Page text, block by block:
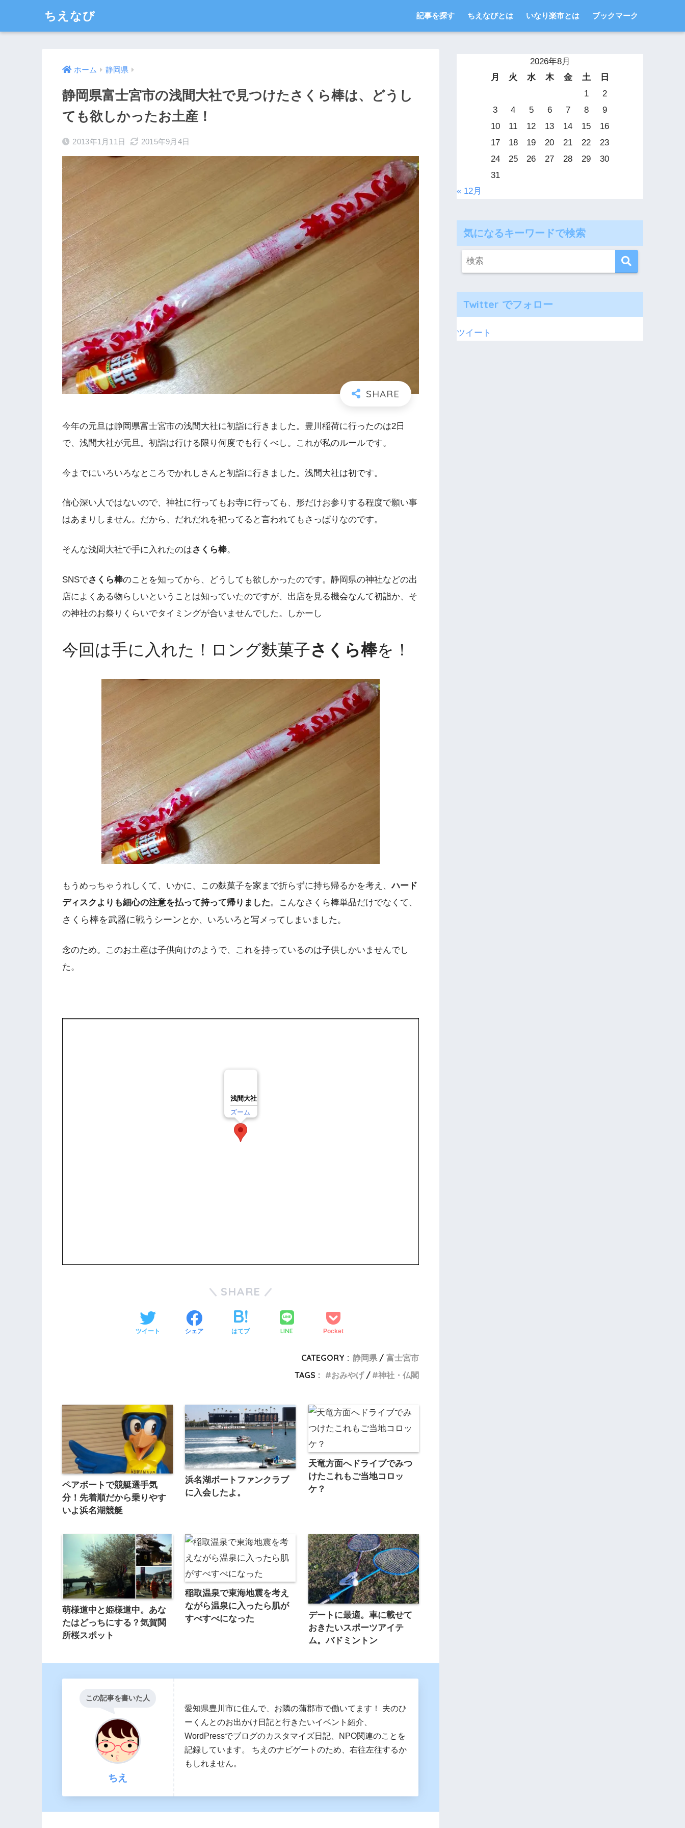
ちえなび 記事を探す ちえなびとは いなり楽市とは ブックマーク
ホーム 静岡県
静岡県富士宮市の浅間大社で見つけたさくら棒は、どうし
ても欲しかったお土産！
2013年1月11日 2015年9月4日
今年の元旦は静岡県富士宮市の浅間大社に初詣に行きました。豊川稲荷に行ったのは2日
で、浅間大社が元旦。初詣は行ける限り何度でも行くべし。これが私のルールです。
今までにいろいろなところでかれしさんと初詣に行きました。浅間大社は初です。
信心深い人ではないので、神社に行ってもお寺に行っても、形だけお参りする程度で願い事
はあまりしません。だから、だれだれを祀ってると言われてもさっぱりなのです。
そんな浅間大社で手に入れたのはさくら棒。
SNSでさくら棒のことを知ってから、どうしても欲しかったのです。静岡県の神社などの出
店によくある物らしいということは知っていたのですが、出店を見る機会なんて初詣か、そ
の神社のお祭りくらいでタイミングが合いませんでした。しかーし
今回は手に入れた！ロング麩菓子さくら棒を！
もうめっちゃうれしくて、いかに、この麩菓子を家まで折らずに持ち帰るかを考え、ハード
ディスクよりも細心の注意を払って持って帰りました。こんなさくら棒単品だけでなくて、
さくら棒を武器に戦うシーン とか、いろいろと写メってしまいました。
念のため。このお土産は子供向けのようで、これを持っているのは子供しかいませんでし
た。
浅間大社
ズーム
SHARE
ツイート シェア はてブ LINE Pocket
CATEGORY : 静岡県
富士宮市
TAGS :
おみやげ 神社・仏閣
ペアボートで競艇選手気
分！先着順だから乗りやす
いよ浜名湖競艇
浜名湖ボートファンクラブ
に入会したよ。
天竜方面へドライブでみつ
けたこれもご当地コロッ
ケ？
萌様道中と姫様道中。あな
たはどっちにする？気賀関
所桜スポット
稲取温泉で東海地震を考え
ながら温泉に入ったら肌が
すべすべになった
デートに最適。車に載せて
おきたいスポーツアイテ
ム。バドミントン
この記事を書いた人
ちえ
愛知県豊川市に住んで、お隣の蒲郡市で働いてます！ 夫のひ
ーくんとのお出かけ日記と行きたいイベント紹介、
WordPressでブログのカスタマイズ日記、NPO関連のことを
記録しています。 ちえのナビゲートのため、右往左往するか
もしれません。
2026年8月
月
火 水 木 金 土
日
1
2
3
4 5 6 7 8
9
10
11 12 13 14 15
16
17
18 19 20 21 22
23
24
25 26 27 28 29
30
31
« 12月
気になるキーワードで検索
Twitter でフォロー
ツイート